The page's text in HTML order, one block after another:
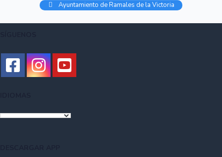
Ayuntamiento de Ramales de la Victoria